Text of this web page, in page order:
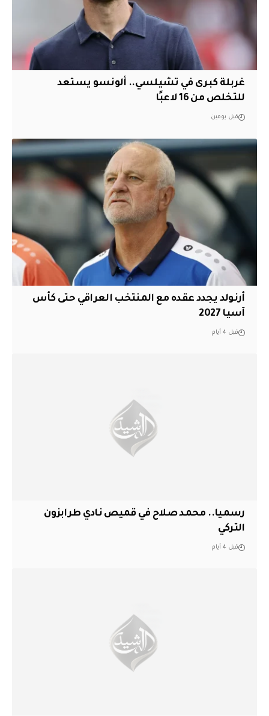
غربلة كبرى في تشيلسي.. ألونسو يستعد
للتخلص من 16 لاعبًا
قبل يومين
أرنولد يجدد عقده مع المنتخب العراقي حتى كأس
آسيا 2027
قبل 4 أيام
رسميا.. محمد صلاح في قميص نادي طرابزون
التركي
قبل 4 أيام